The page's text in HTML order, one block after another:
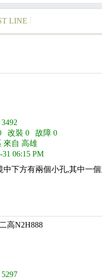
LINE
改裝 0 故障 0
來自 高雄
06:15 PM
中下方有兩個小孔,其中一
高N2H888